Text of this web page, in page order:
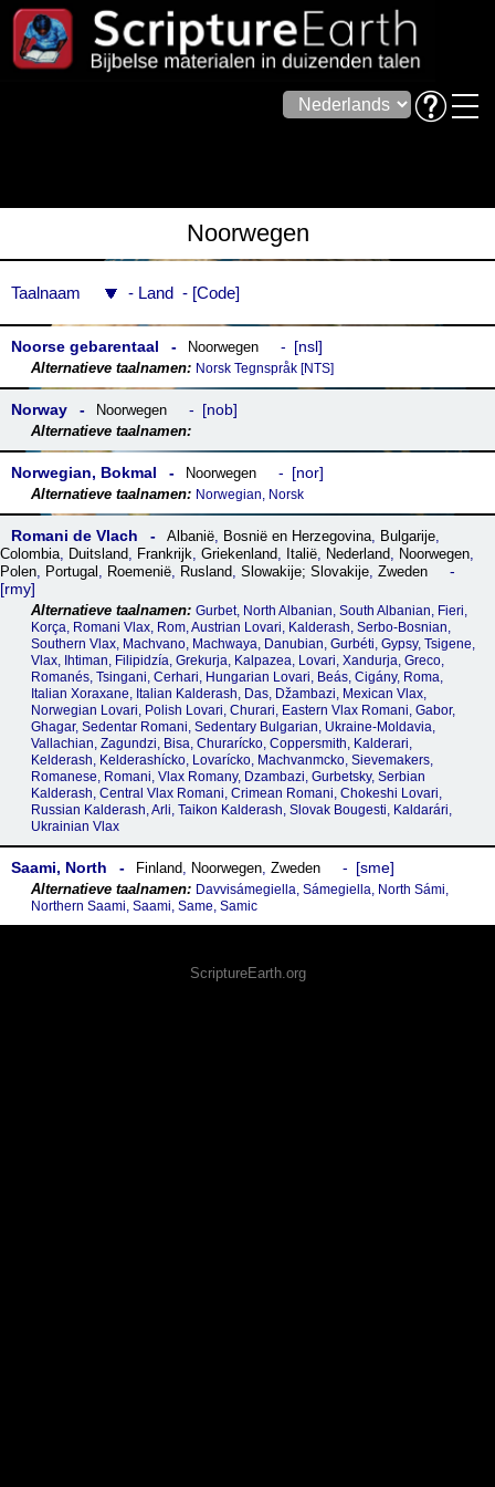
Noorwegen
Taalnaam Land Code
Noorse gebarentaal Noorwegen nsl
Norsk Tegnspråk [NTS]
Norway Noorwegen nob
Norwegian, Bokmal Noorwegen nor
Norwegian, Norsk
Romani de Vlach Albanië, Bosnië en Herzegovina, Bulgarije,
Colombia, Duitsland, Frankrijk, Griekenland, Italië, Nederland, Noorwegen,
Polen, Portugal , Roemenië, Rusland, Slowakije; Slovakije, Zweden
rmy
Gurbet, North Albanian, South Albanian, Fieri,
Korça, Romani Vlax, Rom, Austrian Lovari, Kalderash, Serbo-Bosnian,
Southern Vlax, Machvano, Machwaya, Danubian, Gurbéti, Gypsy, Tsigene,
Vlax, Ihtiman, Filipidzía, Grekurja, Kalpazea, Lovari, Xandurja, Greco,
Romanés, Tsingani, Cerhari, Hungarian Lovari, Beás, Cigány, Roma,
Italian Xoraxane, Italian Kalderash, Das, Džambazi, Mexican Vlax,
Norwegian Lovari, Polish Lovari, Churari, Eastern Vlax Romani, Gabor,
Ghagar, Sedentar Romani, Sedentary Bulgarian, Ukraine-Moldavia,
Vallachian, Zagundzi, Bisa, Churarícko, Coppersmith, Kalderari,
Kelderash, Kelderashícko, Lovarícko, Machvanmcko, Sievemakers,
Romanese, Romani, Vlax Romany, Dzambazi, Gurbetsky, Serbian
Kalderash, Central Vlax Romani, Crimean Romani, Chokeshi Lovari,
Russian Kalderash, Arli, Taikon Kalderash, Slovak Bougesti, Kaldarári,
Ukrainian Vlax
Saami, North Finland, Noorwegen, Zweden sme
Davvisámegiella, Sámegiella, North Sámi,
Northern Saami, Saami, Same, Samic
ScriptureEarth.org